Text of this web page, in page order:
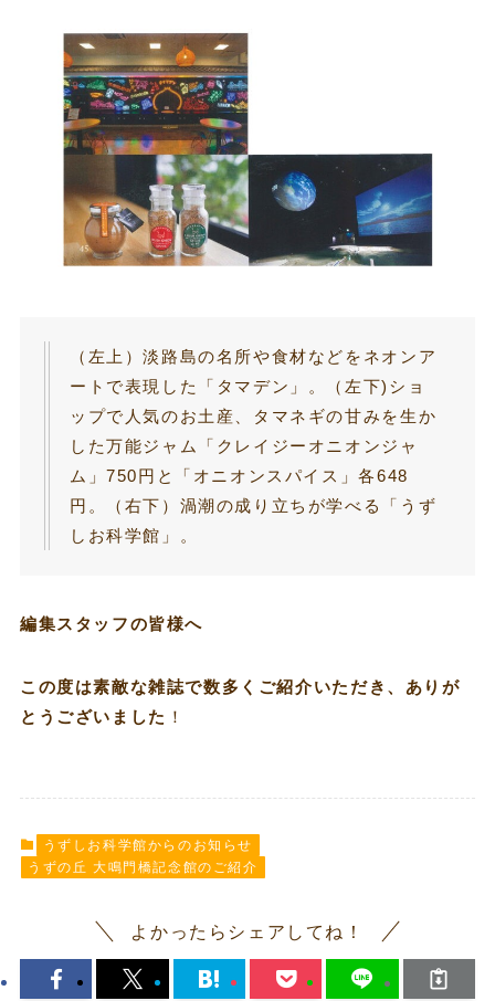
（左上）淡路島の名所や食材などをネオンア
ートで表現した「タマデン」。（左下)ショ
ップで人気のお土産、タマネギの甘みを生か
した万能ジャム「クレイジーオニオンジャ
ム」750円と「オニオンスパイス」各648
円。（右下）渦潮の成り立ちが学べる「うず
しお科学館」。
編集スタッフの皆様へ
この度は素敵な雑誌で数多くご紹介いただき、ありが
とうございました ！
うずしお科学館からのお知らせ
うずの丘 大鳴門橋記念館のご紹介
よかったらシェアしてね！